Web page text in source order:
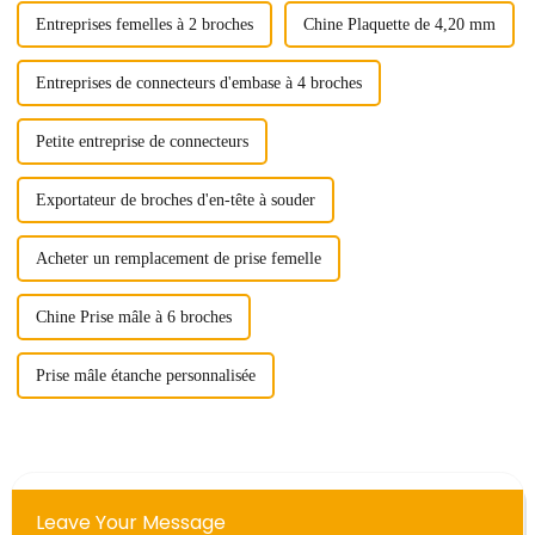
Entreprises femelles à 2 broches Chine Plaquette de 4,20 mm
Entreprises de connecteurs d'embase à 4 broches
Petite entreprise de connecteurs
Exportateur de broches d'en-tête à souder
Acheter un remplacement de prise femelle
Chine Prise mâle à 6 broches
Prise mâle étanche personnalisée
Leave Your Message